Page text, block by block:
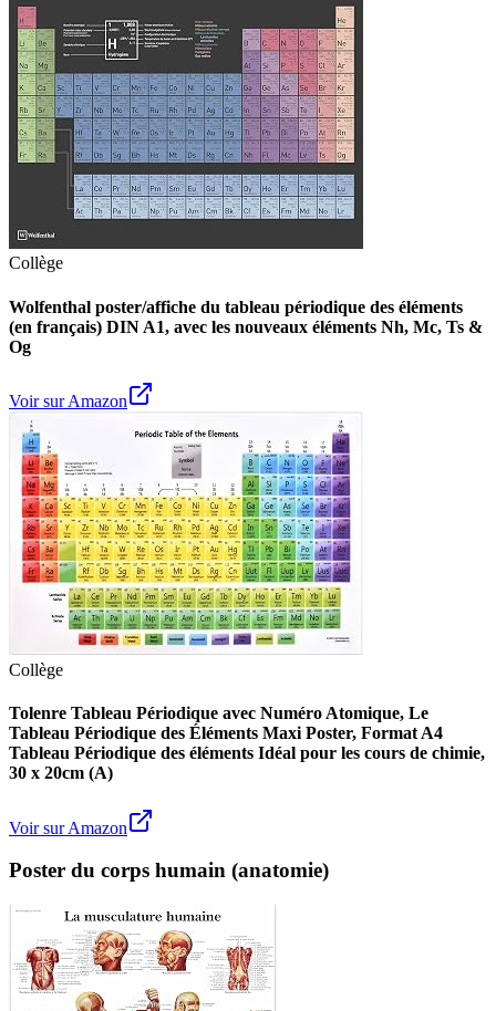
Collège
Wolfenthal poster/affiche du tableau périodique des éléments
(en français) DIN A1, avec les nouveaux éléments Nh, Mc, Ts &
Og
Voir sur Amazon
Collège
Tolenre Tableau Périodique avec Numéro Atomique, Le
Tableau Périodique des Éléments Maxi Poster, Format A4
Tableau Périodique des éléments Idéal pour les cours de chimie,
30 x 20cm (A)
Voir sur Amazon
Poster du corps humain (anatomie)